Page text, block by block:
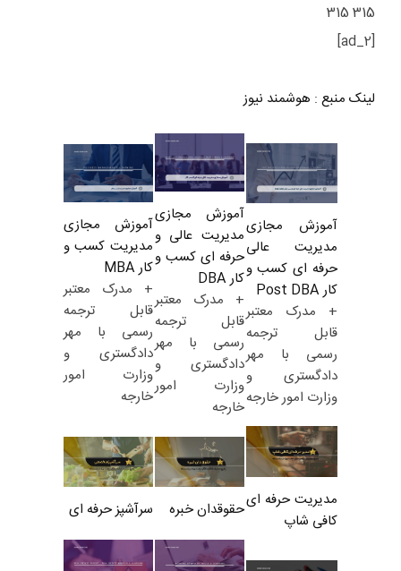
315 315
[ad_2]
لینک منبع : هوشمند نیوز
آموزش مجازی
مدیریت عالی
حرفه ای کسب و
کار Post DBA
+ مدرک معتبر
قابل ترجمه
رسمی با مهر
دادگستری و
وزارت امور خارجه
آموزش مجازی
مدیریت عالی و
حرفه ای کسب و
کار DBA
+ مدرک معتبر
قابل ترجمه
رسمی با مهر
دادگستری و
وزارت امور
خارجه
آموزش مجازی
مدیریت کسب و
کار MBA
+ مدرک معتبر
قابل ترجمه
رسمی با مهر
دادگستری و
وزارت امور
خارجه
مدیریت حرفه ای
کافی شاپ
حقوقدان خبره سرآشپز حرفه ای